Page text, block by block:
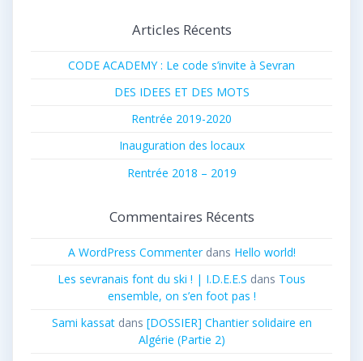
Articles Récents
CODE ACADEMY : Le code s’invite à Sevran
DES IDEES ET DES MOTS
Rentrée 2019-2020
Inauguration des locaux
Rentrée 2018 – 2019
Commentaires Récents
A WordPress Commenterdans Hello world!
Les sevranais font du ski ! | I.D.E.E.S dans Tous
ensemble, on s’en foot pas !
Sami kassatdans [DOSSIER] Chantier solidaire en
Algérie (Partie 2)